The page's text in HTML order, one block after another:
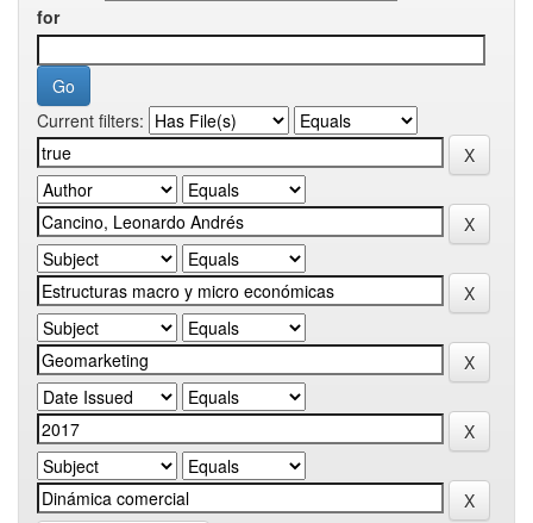
for
Current filters: